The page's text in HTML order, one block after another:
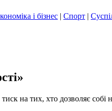
і бізнес | Спорт |
на тих, хто дозволяє